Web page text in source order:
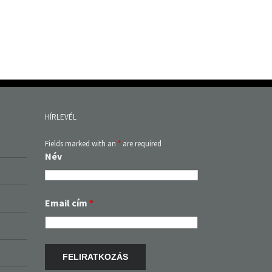
HÍRLEVÉL
Név
Email cím*